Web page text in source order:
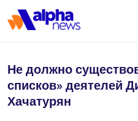
Не должно
списков» деятелей
Хачатурян